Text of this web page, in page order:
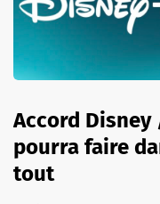
Accord
pourra faire
tout